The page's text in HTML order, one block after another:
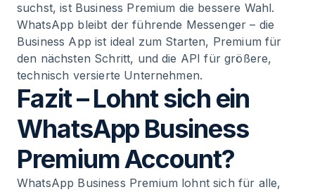
suchst, ist Business Premium die bessere Wahl.
WhatsApp bleibt der führende Messenger – die
Business App ist ideal zum Starten, Premium für
den nächsten Schritt, und die API für größere,
technisch versierte Unternehmen.
Fazit – Lohnt sich ein
WhatsApp Business
Premium Account?
WhatsApp Business Premium lohnt sich für alle,